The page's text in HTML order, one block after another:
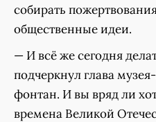
собирать
общественные идеи.
— И всё же сегодня
подчеркнул глава
фонтан. И вы вряд ли
времена Великой